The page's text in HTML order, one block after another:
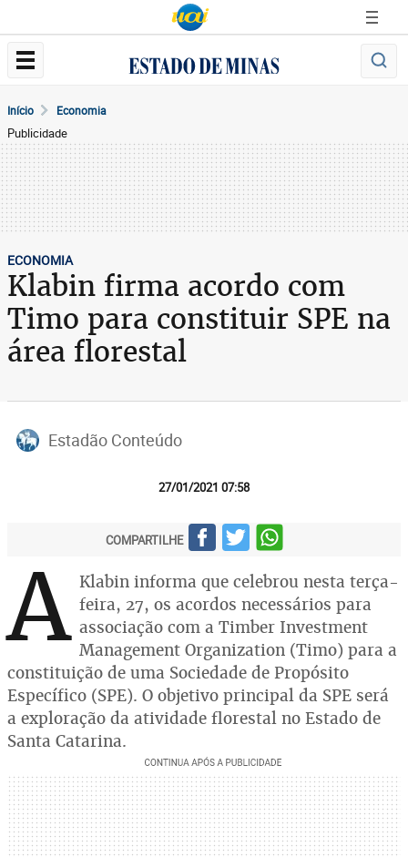
Início Economia
Publicidade
ECONOMIA
Klabin firma acordo com
Timo para constituir SPE na
área florestal
Estadão Conteúdo
27/01/2021 07:58
COMPARTILHE
A Klabin informa que celebrou nesta terça-
feira, 27, os acordos necessários para
associação com a Timber Investment
Management Organization (Timo) para a
constituição de uma Sociedade de Propósito
Específico (SPE). O objetivo principal da SPE será
a exploração da atividade florestal no Estado de
Santa Catarina.